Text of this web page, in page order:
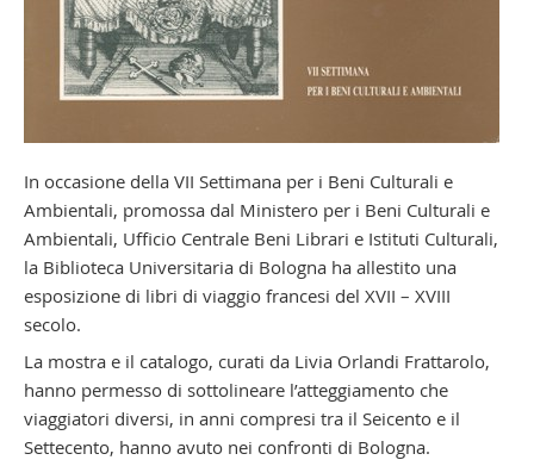
In occasione della VII Settimana per i Beni Culturali e
Ambientali, promossa dal Ministero per i Beni Culturali e
Ambientali, Ufficio Centrale Beni Librari e Istituti Culturali,
la Biblioteca Universitaria di Bologna ha allestito una
esposizione di libri di viaggio francesi del XVII – XVIII
secolo.
La mostra e il catalogo, curati da Livia Orlandi Frattarolo,
hanno permesso di sottolineare l’atteggiamento che
viaggiatori diversi, in anni compresi tra il Seicento e il
Settecento, hanno avuto nei confronti di Bologna.